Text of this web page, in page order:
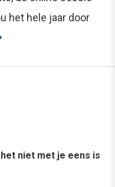
het hele jaar door
niet met je eens is